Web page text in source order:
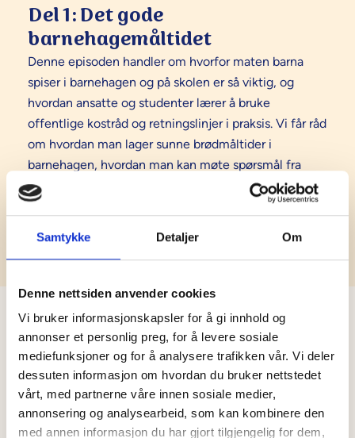
Samtykke Detaljer Om
Denne nettsiden anvender cookies
Vi bruker informasjonskapsler for å gi innhold og
annonser et personlig preg, for å levere sosiale
mediefunksjoner og for å analysere trafikken vår. Vi deler
dessuten informasjon om hvordan du bruker nettstedet
vårt, med partnerne våre innen sosiale medier,
annonsering og analysearbeid, som kan kombinere den
med annen informasjon du har gjort tilgjengelig for dem,
Del 1: Det gode
barnehagemåltidet
Denne episoden handler om hvorfor maten barna
spiser i barnehagen og på skolen er så viktig, og
hvordan ansatte og studenter lærer å bruke
offentlige kostråd og retningslinjer i praksis. Vi får råd
om hvordan man lager sunne brødmåltider i
barnehagen, hvordan man kan møte spørsmål fra
foreldre og hvordan man kan sikre gode matvaner
hos barn.
Del 2: Ultraprosessert mat
Hva er ultraprosessert mat, og betyr det at maten er
usunn? I denne episoden forklarer vi hva
ultraprosessert mat egentlig er, hvorfor ikke all slik